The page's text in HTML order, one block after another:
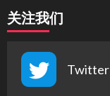
关注我们
Twitter